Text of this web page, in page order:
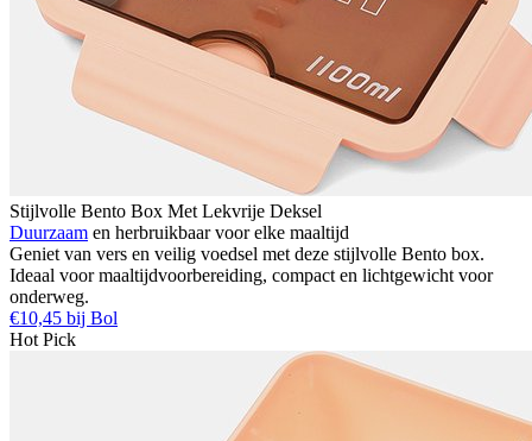
Stijlvolle Bento Box Met Lekvrije Deksel
Duurzaam en herbruikbaar voor elke maaltijd
Geniet van vers en veilig voedsel met deze stijlvolle Bento box.
Ideaal voor maaltijdvoorbereiding, compact en lichtgewicht voor
onderweg.
€10,45 bij Bol
Hot Pick